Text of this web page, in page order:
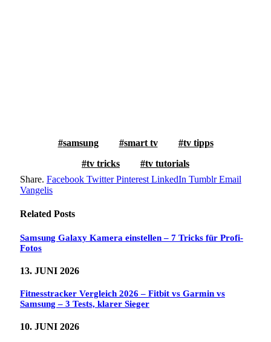
samsung smart tv
tv tipps
tv tricks
tv tutorials
Share. Facebook Twitter Pinterest LinkedIn Tumblr Email
Vangelis
Related Posts
Samsung Galaxy Kamera einstellen – 7 Tricks für Profi-
Fotos
13. JUNI 2026
Fitnesstracker Vergleich 2026 – Fitbit vs Garmin vs
Samsung – 3 Tests, klarer Sieger
10. JUNI 2026